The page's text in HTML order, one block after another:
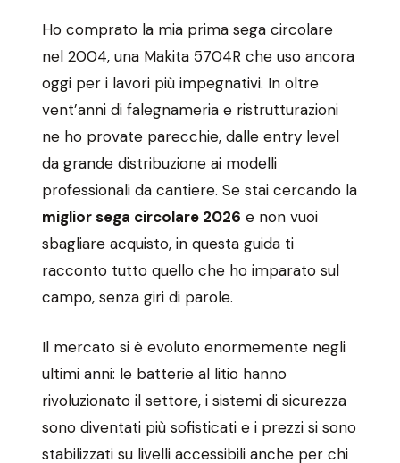
Ho comprato la mia prima sega circolare
nel 2004, una Makita 5704R che uso ancora
oggi per i lavori più impegnativi. In oltre
vent’anni di falegnameria e ristrutturazioni
ne ho provate parecchie, dalle entry level
da grande distribuzione ai modelli
professionali da cantiere. Se stai cercando la
miglior sega circolare 2026 e non vuoi
sbagliare acquisto, in questa guida ti
racconto tutto quello che ho imparato sul
campo, senza giri di parole.
Il mercato si è evoluto enormemente negli
ultimi anni: le batterie al litio hanno
rivoluzionato il settore, i sistemi di sicurezza
sono diventati più sofisticati e i prezzi si sono
stabilizzati su livelli accessibili anche per chi